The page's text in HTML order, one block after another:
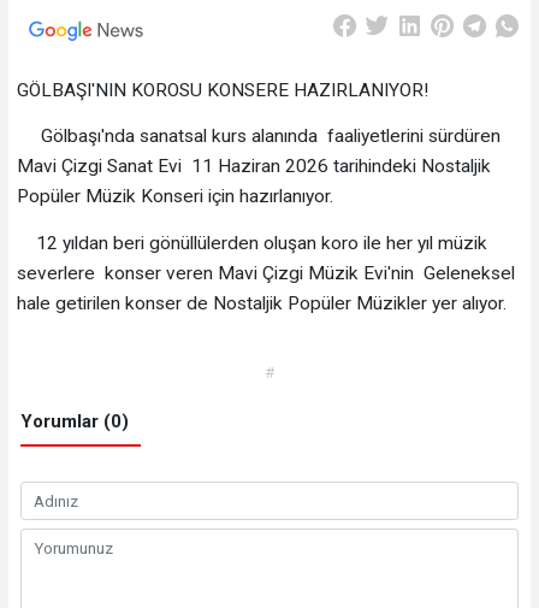
GÖLBAŞI'NIN KOROSU KONSERE HAZIRLANIYOR!
Gölbaşı'nda sanatsal kurs alanında faaliyetlerini sürdüren
Mavi Çizgi Sanat Evi 11 Haziran 2026 tarihindeki Nostaljik
Popüler Müzik Konseri için hazırlanıyor.
12 yıldan beri gönüllülerden oluşan koro ile her yıl müzik
severlere konser veren Mavi Çizgi Müzik Evi'nin Geleneksel
hale getirilen konser de Nostaljik Popüler Müzikler yer alıyor.
#
Yorumlar (0)